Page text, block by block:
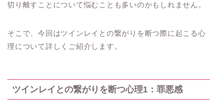
切り離すことについて悩むことも多いのかもしれません。
そこで、今回はツインレイとの繋がりを断つ際に起こる心
理について詳しくご紹介します。
ツインレイとの繋がりを断つ心理1：罪悪感